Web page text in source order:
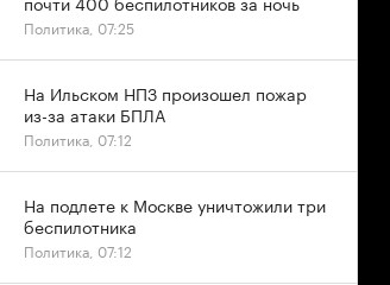
Политика, 07:25
На Ильском НПЗ произошел пожар
из-за атаки БПЛА
Политика, 07:12
На подлете к Москве уничтожили три
беспилотника
Политика, 07:12